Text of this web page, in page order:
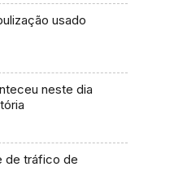
usado
neste dia
de tráfico de